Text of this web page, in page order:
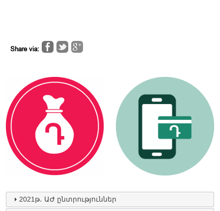
Share via:
2021թ․ ԱԺ ընտրություններ